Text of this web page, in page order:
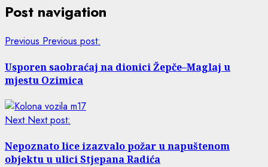
Post navigation
Previous Previous post:
Usporen saobraćaj na dionici Žepče–Maglaj u
mjestu Ozimica
Next Next post:
Nepoznato lice izazvalo požar u napuštenom
objektu u ulici Stjepana Radića